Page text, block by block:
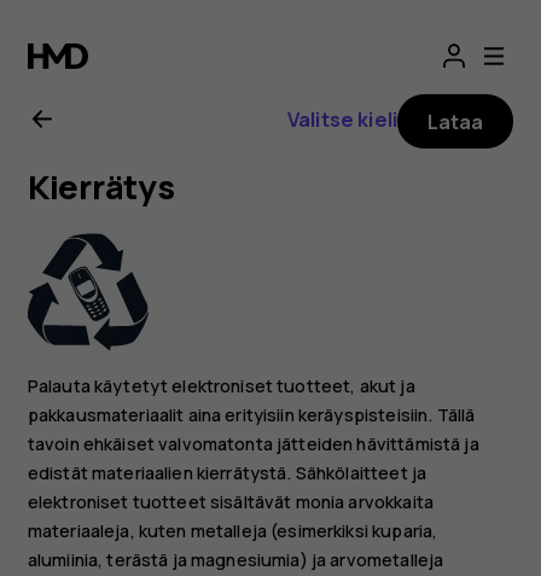
Nokia
2.1
käyttöopas
Valitse kieli Lataa
Kierrätys
Palauta käytetyt elektroniset tuotteet, akut ja
pakkausmateriaalit aina erityisiin keräyspisteisiin. Tällä
tavoin ehkäiset valvomatonta jätteiden hävittämistä ja
edistät materiaalien kierrätystä. Sähkölaitteet ja
elektroniset tuotteet sisältävät monia arvokkaita
materiaaleja, kuten metalleja (esimerkiksi kuparia,
alumiinia, terästä ja magnesiumia) ja arvometalleja